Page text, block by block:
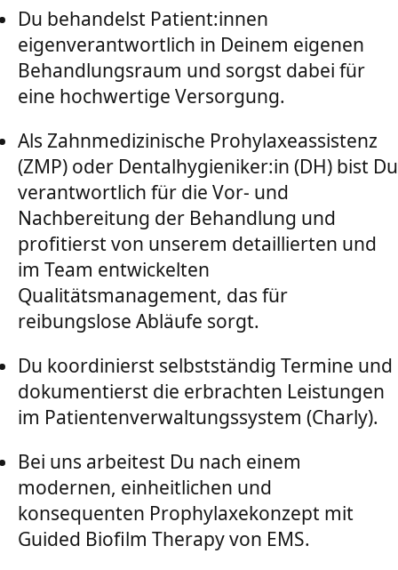
Du behandelst Patient:innen
eigenverantwortlich in Deinem eigenen
Behandlungsraum und sorgst dabei für
eine hochwertige Versorgung.
Als Zahnmedizinische Prohylaxeassistenz
(ZMP) oder Dentalhygieniker:in (DH) bist Du
verantwortlich für die Vor- und
Nachbereitung der Behandlung und
profitierst von unserem detaillierten und
im Team entwickelten
Qualitätsmanagement, das für
reibungslose Abläufe sorgt.
Du koordinierst selbstständig Termine und
dokumentierst die erbrachten Leistungen
im Patientenverwaltungssystem (Charly).
Bei uns arbeitest Du nach einem
modernen, einheitlichen und
konsequenten Prophylaxekonzept mit
Guided Biofilm Therapy von EMS.